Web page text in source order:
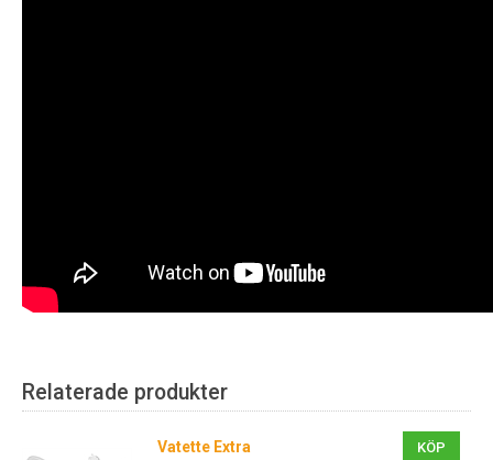
Relaterade produkter
Vatette Extra
KÖP